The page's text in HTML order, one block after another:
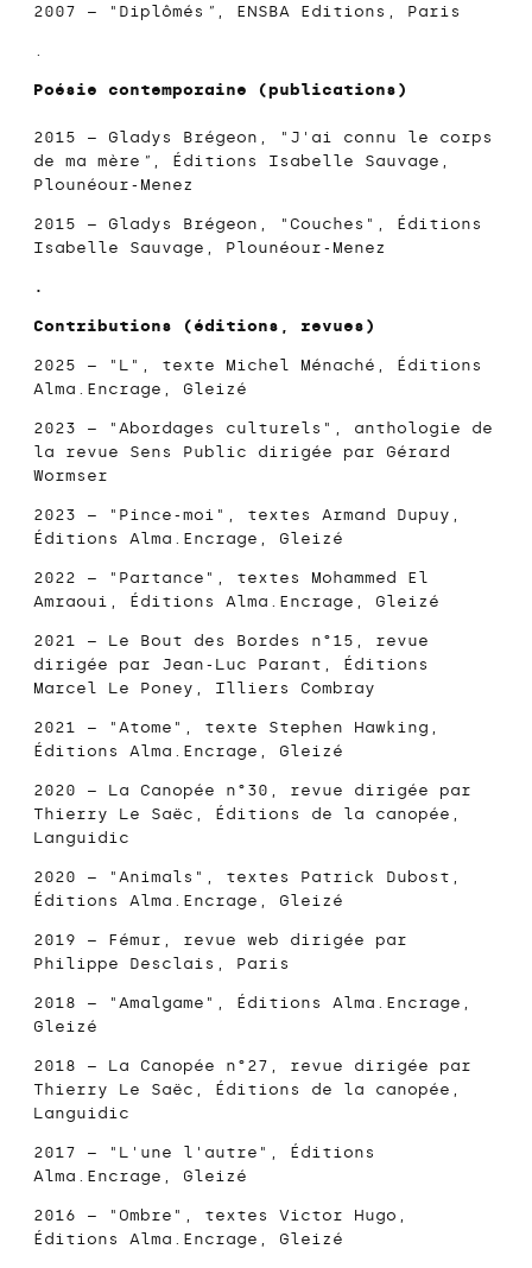
2007 – "Diplômés " , ENSBA Editions , Paris
.
Poésie contemporaine (publications)
2015 – Gladys Brégeon, " J'ai connu le corps
de ma mère " , Éditions Isabelle Sauvage,
Plounéour-Menez
2015 – Gladys Brégeon, " Couches ", Éditions
Isabelle Sauvage, Plounéour-Menez
.
Contributions (éditions, revues)
2025 – "L", texte Michel Ménaché, Éditions
Alma.Encrage, Gleizé
2023 – " Abordages culturels ", anthologie de
la revue Sens Public dirigée par Gérard
Wormser
2023 – "Pince-moi", textes Armand Dupuy,
Éditions Alma.Encrage , Gleizé
2022 – "Partance", textes Mohammed El
Amraoui,
Éditions Alma.Encrage , Gleizé
2021 – Le Bout des Bordes n°15 , revue
dirigée par Jean-Luc Parant, Éditions
Marcel Le Poney, Illiers Combray
2021 – "Atome", texte Stephen Hawking,
Éditions Alma.Encrage , Gleizé
2020 – La Canopée n°30, revue dirigée par
Thierry Le Saëc, Éditions de la canopée ,
Languidic
2020 – "Animals", textes Patrick Dubost,
Éditions Alma.Encrage , Gleizé
2019 – Fémur , revue web dirigée par
Philippe Desclais, Paris
2018 – "Amalgame", Éditions Alma.Encrage ,
Gleizé
2018 – La Canopée n°27, revue dirigée par
Thierry Le Saëc, Éditions de la canopée ,
Languidic
2017 – "L'une l'autre", Éditions
Alma.Encrage , Gleizé
2016 – "Ombre", textes Victor Hugo,
Éditions Alma.Encrage , Gleizé